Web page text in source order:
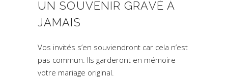
UN SOUVENIR GRAVÉ À
JAMAIS
Vos invités s’en souviendront car cela n’est
pas commun. Ils garderont en mémoire
votre mariage original.